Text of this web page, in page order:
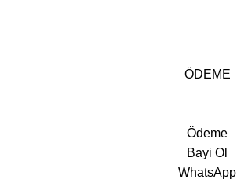
ÖDEME
Ödeme
Bayi Ol
WhatsApp